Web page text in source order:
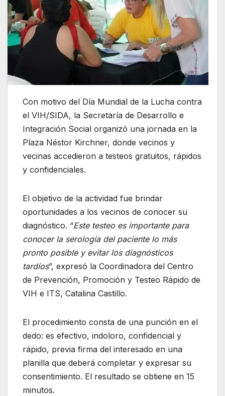
Con motivo del Día Mundial de la Lucha contra
el VIH/SIDA, la Secretaría de Desarrollo e
Integración Social organizó una jornada en la
Plaza Néstor Kirchner, donde vecinos y
vecinas accedieron a testeos gratuitos, rápidos
y confidenciales.
El objetivo de la actividad fue brindar
oportunidades a los vecinos de conocer su
diagnóstico. “Este testeo es importante para
conocer la serología del paciente lo más
pronto posible y evitar los diagnósticos
tardíos”, expresó la Coordinadora del Centro
de Prevención, Promoción y Testeo Rápido de
VIH e ITS, Catalina Castillo.
El procedimiento consta de una punción en el
dedo: es efectivo, indoloro, confidencial y
rápido, previa firma del interesado en una
planilla que deberá completar y expresar su
consentimiento. El resultado se obtiene en 15
minutos.